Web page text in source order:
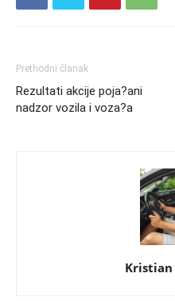
Prethodni članak
Rezultati akcije poja?ani
nadzor vozila i voza?a
Kristian